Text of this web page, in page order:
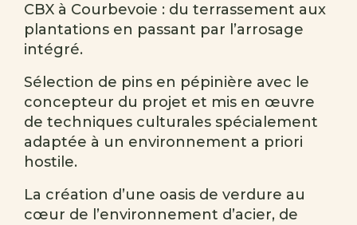
CBX à Courbevoie : du terrassement aux
plantations en passant par l’arrosage
intégré.
Sélection de pins en pépinière avec le
concepteur du projet et mis en œuvre
de techniques culturales spécialement
adaptée à un environnement a priori
hostile.
La création d’une oasis de verdure au
cœur de l’environnement d’acier, de